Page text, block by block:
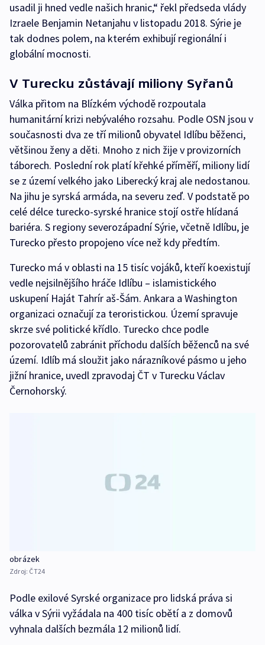
usadil ji hned vedle našich hranic,“ řekl předseda vlády
Izraele Benjamin Netanjahu v listopadu 2018. Sýrie je
tak dodnes polem, na kterém exhibují regionální i
globální mocnosti.
V Turecku zůstávají miliony Syřanů
Válka přitom na Blízkém východě rozpoutala
humanitární krizi nebývalého rozsahu. Podle OSN jsou v
současnosti dva ze tří milionů obyvatel Idlíbu běženci,
většinou ženy a děti. Mnoho z nich žije v provizorních
táborech. Poslední rok platí křehké příměří, miliony lidí
se z území velkého jako Liberecký kraj ale nedostanou.
Na jihu je syrská armáda, na severu zeď. V podstatě po
celé délce turecko-syrské hranice stojí ostře hlídaná
bariéra. S regiony severozápadní Sýrie, včetně Idlíbu, je
Turecko přesto propojeno více než kdy předtím.
Turecko má v oblasti na 15 tisíc vojáků, kteří koexistují
vedle nejsilnějšího hráče Idlíbu –⁠ islamistického
uskupení Haját Tahrír aš-Šám. Ankara a Washington
organizaci označují za teroristickou. Území spravuje
skrze své politické křídlo. Turecko chce podle
pozorovatelů zabránit příchodu dalších běženců na své
území. Idlíb má sloužit jako nárazníkové pásmo u jeho
jižní hranice, uvedl zpravodaj ČT v Turecku Václav
Černohorský.
obrázek
Zdroj: ČT24
Podle exilové Syrské organizace pro lidská práva si
válka v Sýrii vyžádala na 400 tisíc obětí a z domovů
vyhnala dalších bezmála 12 milionů lidí.